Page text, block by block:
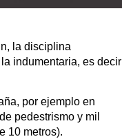
la disciplina
indumentaria, es decir
por ejemplo en
pedestrismo y mil
10 metros).